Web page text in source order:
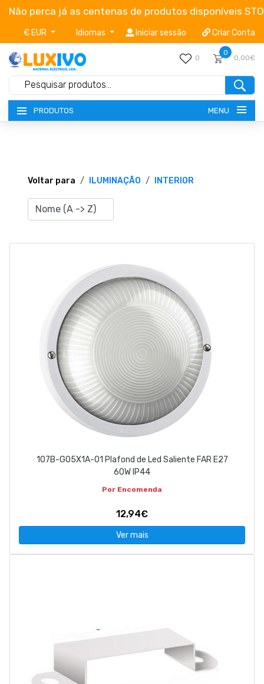
Não perca já as centenas de produtos disponíveis
€ EUR Idiomas Iniciar sessão Criar Conta
0
0
0,00€
PRODUTOS MENU
TERMOS E CONDIÇÕES
CATÁLOGOS
geral@luxivo.pt
Voltar para ILUMINAÇÃO INTERIOR
107B-G05X1A-01 Plafond de Led Saliente FAR E27
60W IP44
Por Encomenda
12,94€
Ver mais